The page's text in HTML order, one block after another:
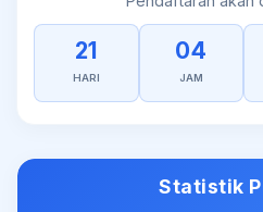
21
HARI
04
JAM
Statistik